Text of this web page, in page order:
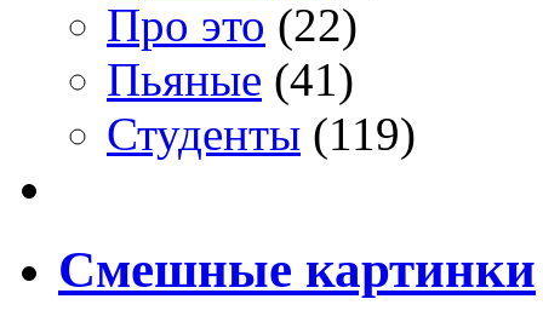
Про это (22)
Пьяные (41)
Студенты (119)
Смешные картинки